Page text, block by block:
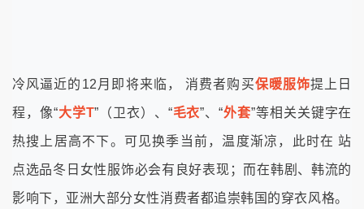
冷风逼近的12月即将来临， 消费者购买保暖服饰提上日
程，像“大学T”（卫衣）、“毛衣”、“外套”等相关关键字在
热搜上居高不下。可见换季当前，温度渐凉，此时在 站
点选品冬日女性服饰必会有良好表现；而在韩剧、韩流的
影响下，亚洲大部分女性消费者都追崇韩国的穿衣风格。